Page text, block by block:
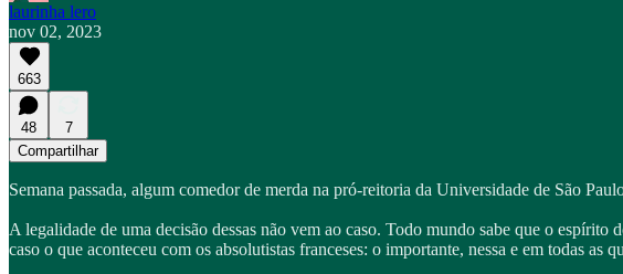
laurinha lero
nov 02, 2023
663
48
7
Compartilhar
Semana passada, algum comedor de merda na pró-reitoria da Universidade de São
A legalidade de uma decisão dessas não vem ao caso. Todo mundo sabe que o
caso o que aconteceu com os absolutistas franceses: o importante, nessa e em todas as